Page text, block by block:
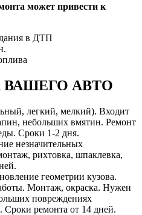
может привести к
в ДТП
АВТО
легкий, мелкий). Входит
небольших вмятин. Ремонт
Сроки 1-2 дня.
незначительных
рихтовка, шпаклевка,
геометрии кузова.
Монтаж, окраска. Нужен
повреждениях
Сроки ремонта от 14 дней.